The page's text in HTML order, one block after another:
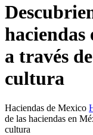
a través
cultura
Haciendas de Mexico
de las haciendas en
cultura